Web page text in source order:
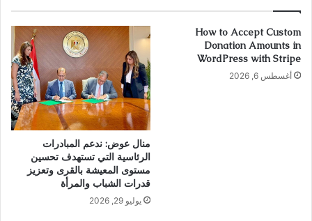
How to Accept Custom
Donation Amounts in
WordPress with Stripe
أغسطس 6, 2026
منال عوض: ندعم المبادرات
الرئاسية التي تستهدف تحسين
مستوى المعيشة بالقرى وتعزيز
قدرات الشباب والمرأة
يوليو 29, 2026